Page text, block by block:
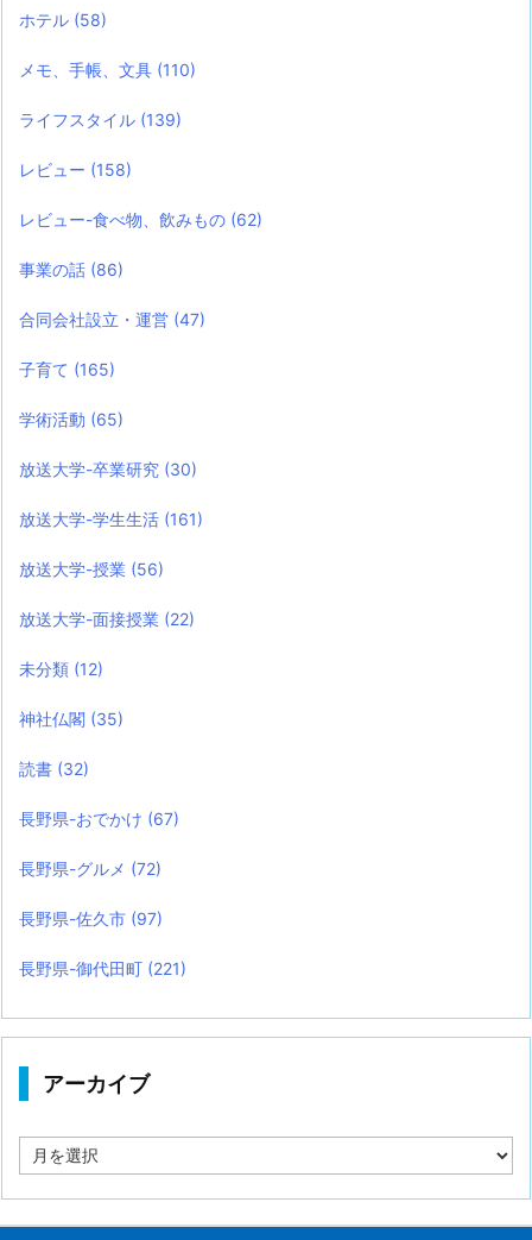
ホテル (58)
メモ、手帳、文具 (110)
ライフスタイル (139)
レビュー (158)
レビュー-食べ物、飲みもの (62)
事業の話 (86)
合同会社設立・運営 (47)
子育て (165)
学術活動 (65)
放送大学-卒業研究 (30)
放送大学-学生生活 (161)
放送大学-授業 (56)
放送大学-面接授業 (22)
未分類 (12)
神社仏閣 (35)
読書 (32)
長野県-おでかけ (67)
長野県-グルメ (72)
長野県-佐久市 (97)
長野県-御代田町 (221)
アーカイブ
ー